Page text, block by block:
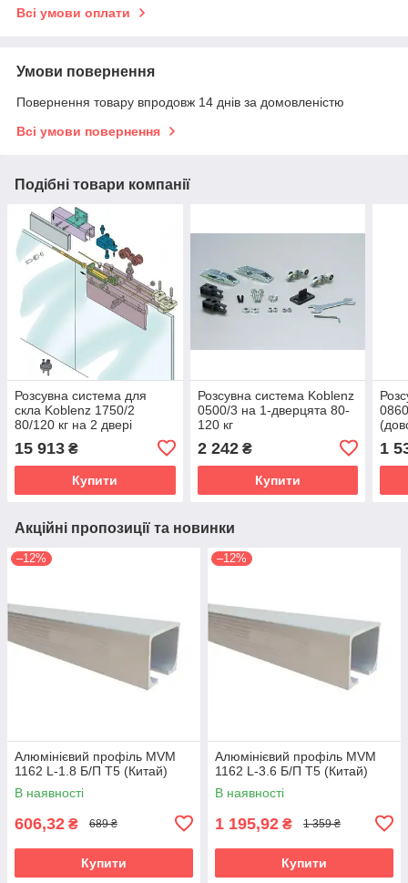
Всі умови оплати
Умови повернення
Повернення товару впродовж 14 днів за домовленістю
Всі умови повернення
Подібні товари компанії
Розсувна система для
скла Koblenz 1750/2
80/120 кг на 2 двері
15 913 ₴
Купити
Розсувна система Koblenz
0500/3 на 1-дверцята 80-
120 кг
2 242₴
Купити
1
Акційні пропозиції та новинки
–12%
Алюмінієвий профіль MVM
1162 L-1.8 Б/П T5 (Китай)
В наявності
606,32 ₴ 689 ₴
Купити
–12%
Алюмінієвий профіль MVM
1162 L-3.6 Б/П T5 (Китай)
В наявності
1 195,92 ₴ 1 359 ₴
Купити